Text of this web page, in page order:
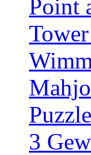
Point
Puzzle
3